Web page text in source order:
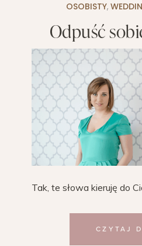
OSOBISTY,
Odpuść
Tak, te słowa kieruję do
CZYTAJ